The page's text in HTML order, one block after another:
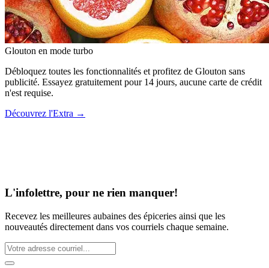
Glouton en mode turbo
Débloquez toutes les fonctionnalités et profitez de Glouton sans
publicité. Essayez gratuitement pour 14 jours, aucune carte de crédit
n'est requise.
Découvrez l'Extra →
L'infolettre, pour ne rien manquer!
Recevez les meilleures aubaines des épiceries ainsi que les
nouveautés directement dans vos courriels chaque semaine.